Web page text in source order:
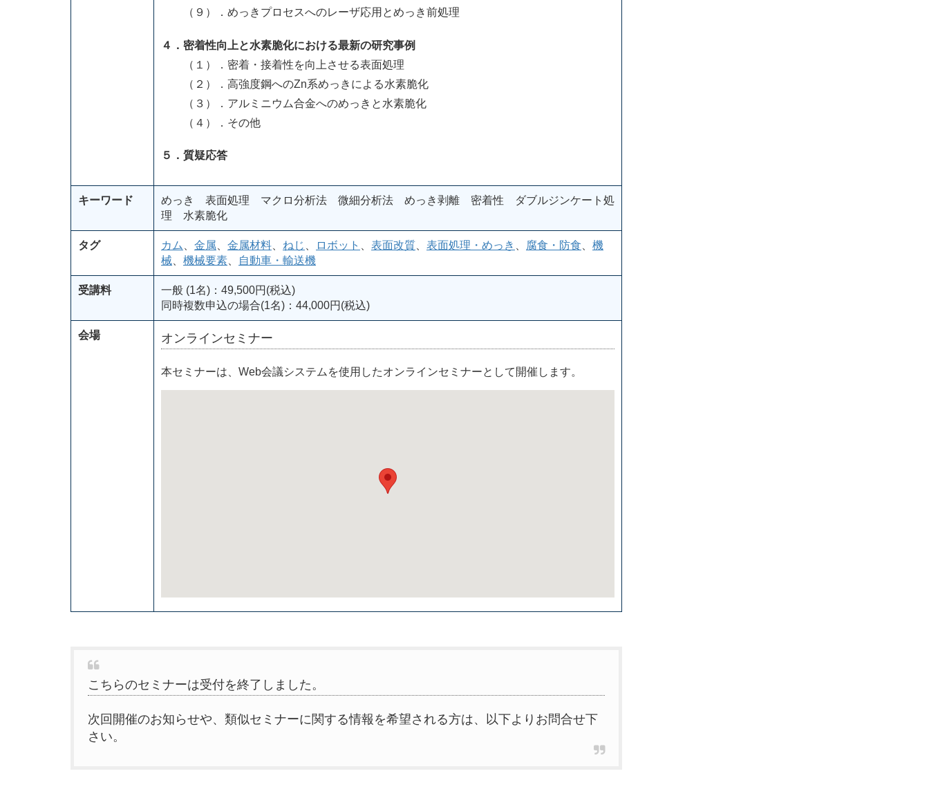
（９）．めっきプロセスへのレーザ応用とめっき前処理
４．密着性向上と水素脆化における最新の研究事例
（１）．密着・接着性を向上させる表面処理
（２）．高強度鋼へのZn系めっきによる水素脆化
（３）．アルミニウム合金へのめっきと水素脆化
（４）．その他
５．質疑応答
キーワード
めっき 表面処理 マクロ分析法 微細分析法 めっき剥離 密着性 ダブルジンケート処
理 水素脆化
タグ カム 金属 金属材料 ねじ ロボット 表面改質 表面処理・めっき 腐食・防食
機
械
機械要素 自動車・輸送機
受講料
一般 (1名)：49,500円(税込)
同時複数申込の場合(1名)：44,000円(税込)
会場 オンラインセミナー
本セミナーは、Web会議システムを使用したオンラインセミナーとして開催します。
こちらのセミナーは受付を終了しました。
次回開催のお知らせや、類似セミナーに関する情報を希望される方は、以下よりお問合せ下
さい。